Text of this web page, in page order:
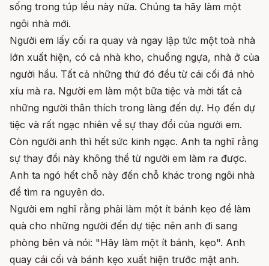
sống trong túp lều này nữa. Chúng ta hãy làm một
ngôi nhà mới.
Người em lấy cối ra quay và ngay lập tức một toà nhà
lớn xuất hiện, có cả nhà kho, chuồng ngựa, nhà ở của
người hầu. Tất cả những thứ đó đều từ cái cối đá nhỏ
xíu mà ra. Người em làm một bữa tiệc và mời tất cả
những người thân thích trong làng đến dự. Họ đến dự
tiệc và rất ngạc nhiên về sự thay đổi của người em.
Còn người anh thì hết sức kinh ngạc. Anh ta nghĩ rằng
sự thay đổi này không thể từ người em làm ra được.
Anh ta ngó hết chỗ này đến chỗ khác trong ngôi nhà
để tìm ra nguyên do.
Người em nghĩ rằng phải làm một ít bánh kẹo để làm
quà cho những người đến dự tiệc nên anh đi sang
phòng bên và nói: "Hãy làm một ít bánh, kẹo". Anh
quay cái cối và bánh kẹo xuất hiện trước mặt anh.